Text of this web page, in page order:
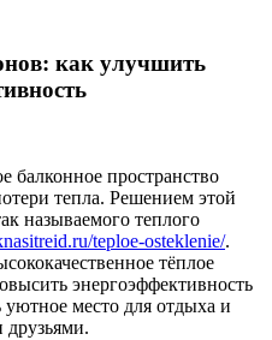
как улучшить
балконное пространство
тепла. Решением этой
называемого теплого
teploe-osteklenie/.
тёплое
энергоэффективность
уютное место для отдыха и
друзьями.